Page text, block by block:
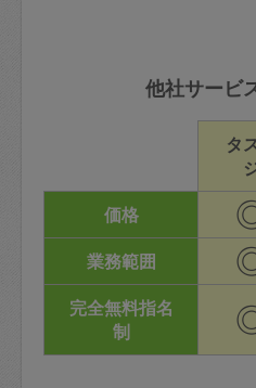
他社サービ
タ
価格
業務範囲
完全無料指名
制